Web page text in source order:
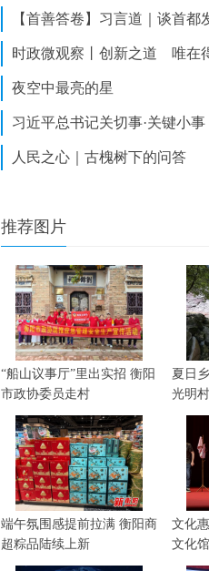
时政微观察丨创新之道 唯在
夜空中最亮的星
习近平总书记关切事·关键小
人民之心｜古槐树下的问答
推荐图片
“船山议事厅”里出实招 衡阳
市政协委员走村
夏日
光明
端午氛围感提前拉满 衡阳商
超粽品陆续上新
文化
文化